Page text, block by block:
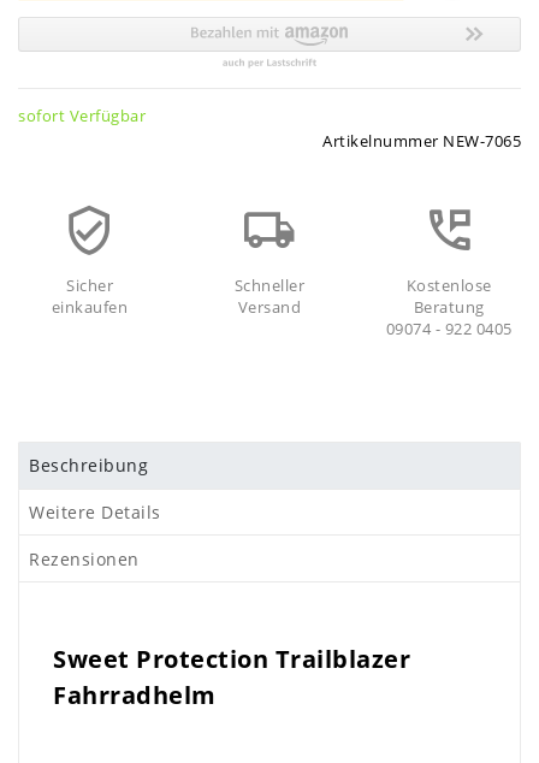
sofort Verfügbar
Artikelnummer NEW-7065
Sicher
einkaufen
Schneller
Versand
Kostenlose
Beratung
09074 - 922 0405
Beschreibung
Weitere Details
Rezensionen
Sweet Protection Trailblazer
Fahrradhelm